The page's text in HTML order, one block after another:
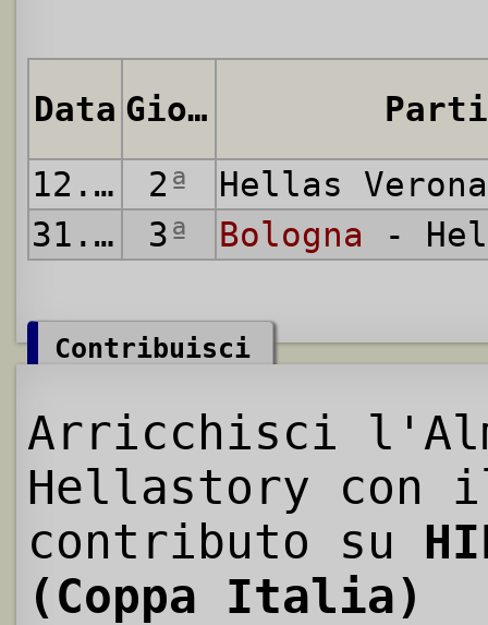
Data Giornata
12.08.2023
2ª
Hellas
31.10.2023
3ª Bologna -
Contribuisci
Arricchisci
Hellastory con
contributo su
(Coppa Italia)